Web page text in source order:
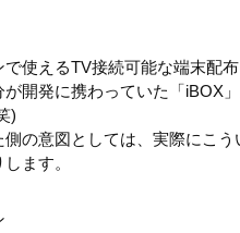
使えるTV接続可能な端末配布
が開発に携わっていた「iBOX
)
の意図としては、実際にこ
ます。